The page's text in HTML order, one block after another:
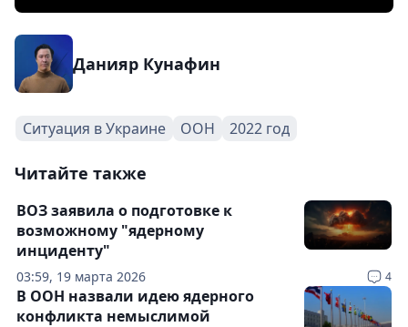
Данияр Кунафин
Ситуация в Украине ООН 2022 год
Читайте также
03:59, 19 марта 2026 4
ВОЗ заявила о подготовке к
возможному "ядерному
инциденту"
В ООН назвали идею ядерного
конфликта немыслимой